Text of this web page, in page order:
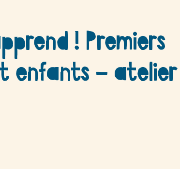
! Premiers
enfants – atelier